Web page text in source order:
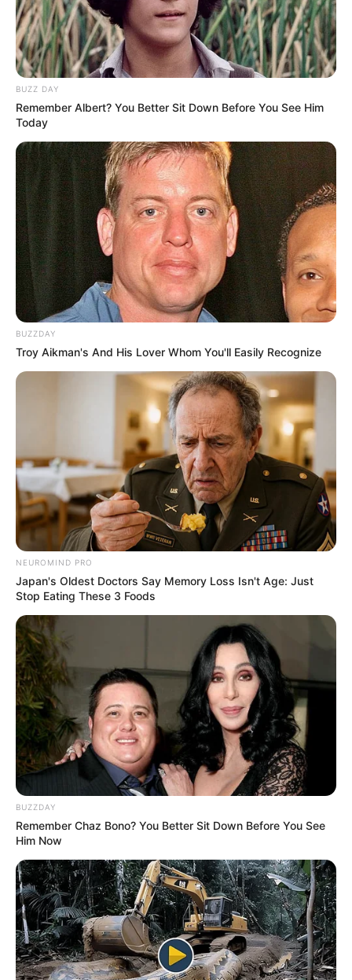
Terceiro lote da restituição do IR paga R$
4,61 bilhões para 2,7 milhões de
contribuintes.
Motos e bicicletas para ACS e ACE: veja o
PLP 185 continua travado na Câmara dos
Deputados por erro em seu texto.
ACS e ACE: celetista, estatutário ou
contrato precário — entenda o que muda
no seu bolso e na sua carreira.
DIVERSAS
Agentes Comunitários passam por
capacitação para atuação em territórios e
enfrentamento à violência.
Agosto 09, 2026
Agentes de Saúde vão a Brasília na próxima
segunda e pressionam Congresso pela PEC
14.
Agosto 09, 2026
para Agentes Comunitários de Saúde.
Agosto 09, 2026
MATÉRIAS EM DESTAQUE NOS ÚLTIMOS 30 DIAS
Prefeitura realiza a maior entrega de
motocicletas aos Agentes de Saúde da
história...
Agente de Saúde é indiciada por
falsificar visitas que nunca aconteceram.
Terceiro lote da restituição do IR paga
contribuintes.
MATÉRIAS EM DESTAQUES
Agente de Saúde é indiciada por
falsificar visitas que nunca aconteceram.
BUZZ DAY
Remember Albert? You Better Sit Down Before You See Him
Today
BUZZDAY
Troy Aikman's And His Lover Whom You'll Easily Recognize
NEUROMIND PRO
Japan's Oldest Doctors Say Memory Loss Isn't Age: Just
Stop Eating These 3 Foods
BUZZDAY
Remember Chaz Bono? You Better Sit Down Before You See
Him Now